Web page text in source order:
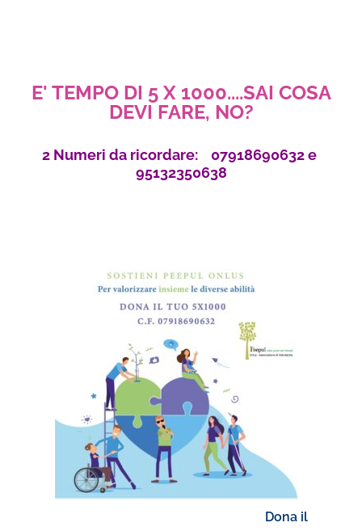
E' TEMPO DI 5 X 1000....SAI COSA
DEVI FARE, NO?
2 Numeri da ricordare: 07918690632 e
95132350638
Dona il